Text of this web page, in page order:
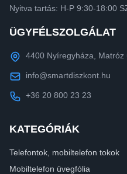
Nyitva tartás: H-P 9:30-18:00
ÜGYFÉLSZOLGÁLAT
4400 Nyíregyháza, Matróz
info@smartdiszkont.hu
+36 20 800 23 23
KATEGÓRIÁK
Telefontok, mobiltelefon tokok
Mobiltelefon üvegfólia